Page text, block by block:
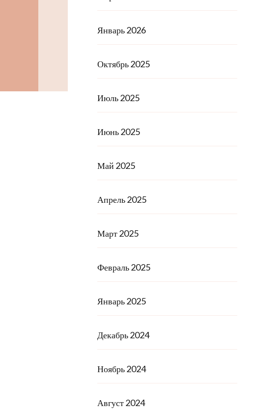
Январь 2026
Октябрь 2025
Июль 2025
Июнь 2025
Май 2025
Апрель 2025
Март 2025
Февраль 2025
Январь 2025
Декабрь 2024
Ноябрь 2024
Август 2024